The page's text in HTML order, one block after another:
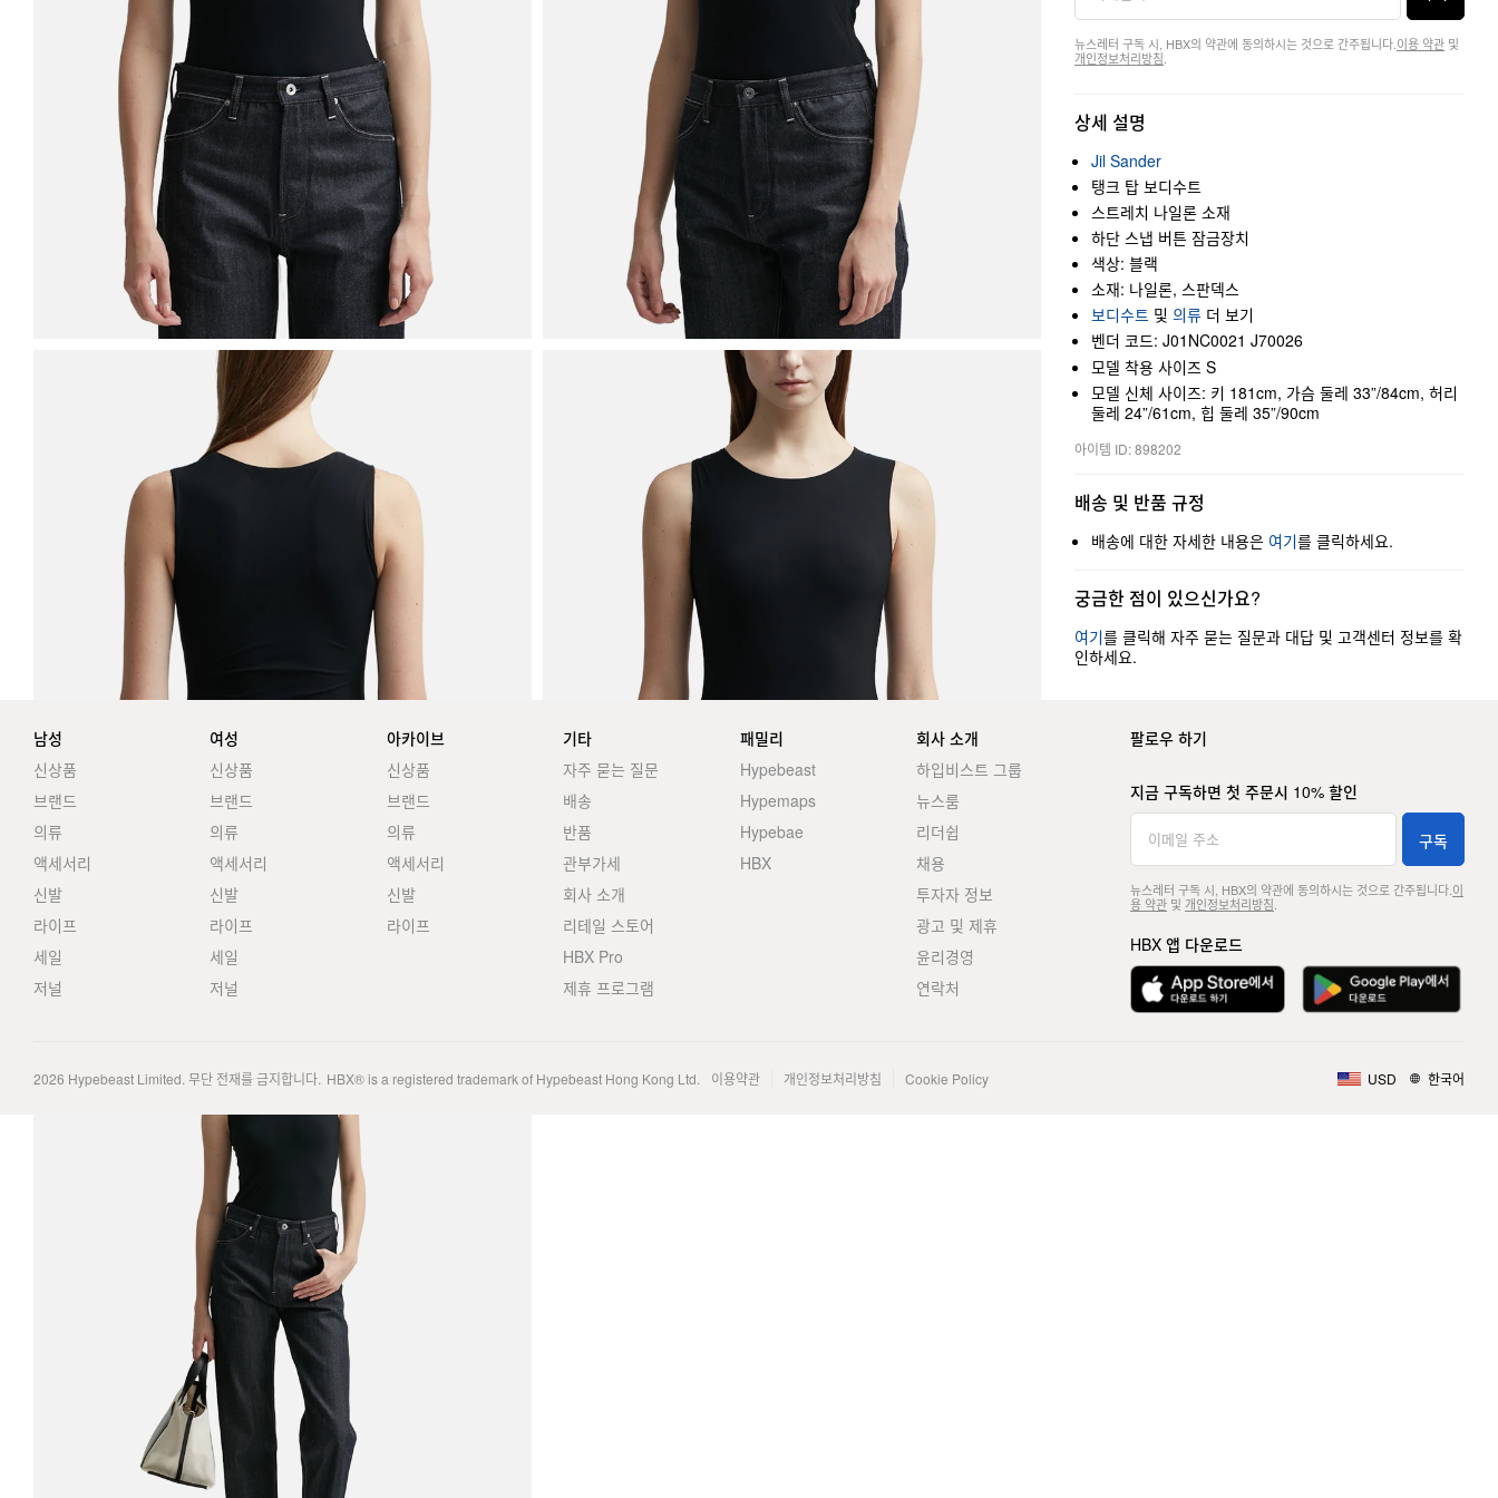
뉴스레터 구독 시, HBX의 약관에 동의하시는 것으로 간주됩니다. 이용 약관 및
개인정보처리방침
상세 설명
Jil Sander
탱크 탑 보디수트
스트레치 나일론 소재
하단 스냅 버튼 잠금장치
색상: 블랙
소재: 나일론, 스판덱스
보디수트 및 의류 더 보기
벤더 코드: J01NC0021 J70026
모델 착용 사이즈 S
모델 신체 사이즈: 키 181cm, 가슴 둘레 33”/84cm, 허리
둘레 24”/61cm, 힙 둘레 35”/90cm
아이템 ID: 898202
배송 및 반품 규정
배송에 대한 자세한 내용은 여기를 클릭하세요.
궁금한 점이 있으신가요?
여기를 클릭해 자주 묻는 질문과 대답 및 고객센터 정보를 확
인하세요.
남성
신상품
브랜드
의류
액세서리
신발
라이프
세일
저널
여성
신상품
브랜드
의류
액세서리
신발
라이프
세일
저널
아카이브
신상품
브랜드
의류
액세서리
신발
라이프
기타
자주 묻는 질문
배송
반품
관부가세
회사 소개
리테일 스토어
HBX Pro
제휴 프로그램
패밀리
Hypebeast
Hypemaps
Hypebae
HBX
회사 소개
하입비스트 그룹
뉴스룸
리더쉽
채용
투자자 정보
광고 및 제휴
윤리경영
연락처
팔로우 하기
지금 구독하면 첫 주문시 10% 할인
구독
뉴스레터 구독 시, HBX의 약관에 동의하시는 것으로 간주됩니다. 이
용 약관및 개인정보처리방침
HBX 앱 다운로드
2026 Hypebeast Limited. 무단 전재를 금지합니다. HBX® is a registered trademark of Hypebeast Hong Kong Ltd. 이용약관 개인정보처리방침 Cookie Policy USD 한국어